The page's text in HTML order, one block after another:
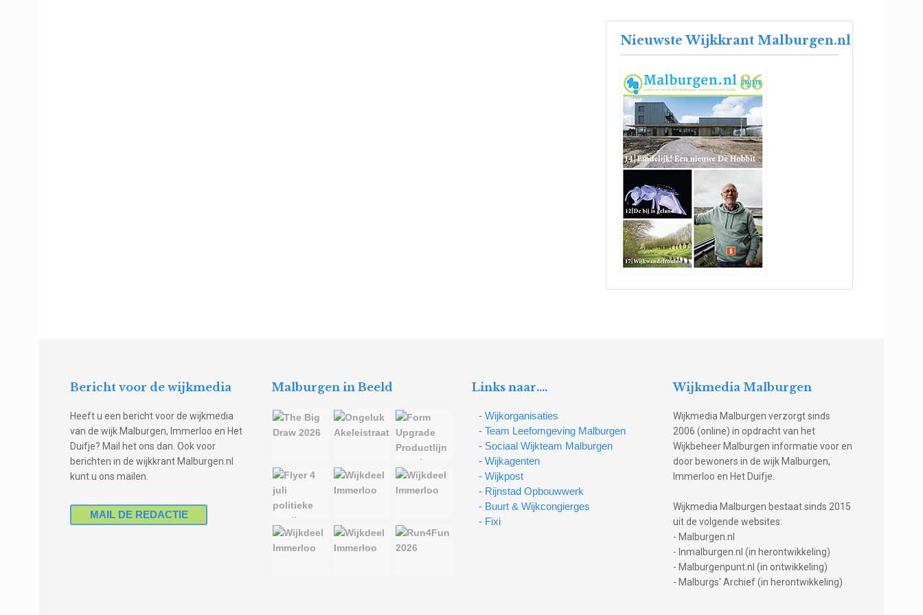
Nieuwste Wijkkrant Malburgen.nl
Bericht voor de wijkmedia
Heeft u een bericht voor de wijkmedia
van de wijk Malburgen, Immerloo en Het
Duifje? Mail het ons dan. Ook voor
berichten in de wijkkrant Malburgen.nl
kunt u ons mailen.
MAIL DE REDACTIE
Malburgen in Beeld Links naar….
- Wijkorganisaties
- Team Leefomgeving Malburgen
- Sociaal Wijkteam Malburgen
- Wijkagenten
- Wijkpost
- Rijnstad Opbouwwerk
- Buurt & Wijkcongierges
- Fixi
Wijkmedia Malburgen
Wijkmedia Malburgen verzorgt sinds
2006 (online) in opdracht van het
Wijkbeheer Malburgen informatie voor en
door bewoners in de wijk Malburgen,
Immerloo en Het Duifje.
Wijkmedia Malburgen bestaat sinds 2015
uit de volgende websites:
- Malburgen.nl
- Inmalburgen.nl (in herontwikkeling)
- Malburgenpunt.nl (in ontwikkeling)
- Malburgs' Archief (in herontwikkeling)